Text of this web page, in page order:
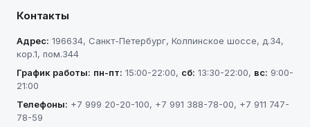
Контакты
Адрес: 196634, Санкт-Петербург, Колпинское шоссе, д.34,
кор.1, пом.344
График работы: пн-пт: 15:00-22:00, сб: 13:30-22:00, вс: 9:00-
21:00
Телефоны: +7 999 20-20-100, +7 991 388-78-00, +7 911 747-
78-59